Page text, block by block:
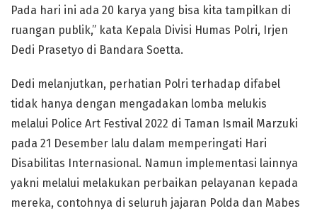
Pada hari ini ada 20 karya yang bisa kita tampilkan di
ruangan publik,” kata Kepala Divisi Humas Polri, Irjen
Dedi Prasetyo di Bandara Soetta.
Dedi melanjutkan, perhatian Polri terhadap difabel
tidak hanya dengan mengadakan lomba melukis
melalui Police Art Festival 2022 di Taman Ismail Marzuki
pada 21 Desember lalu dalam memperingati Hari
Disabilitas Internasional. Namun implementasi lainnya
yakni melalui melakukan perbaikan pelayanan kepada
mereka, contohnya di seluruh jajaran Polda dan Mabes